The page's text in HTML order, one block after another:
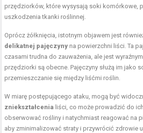
przędziorków, które wysysają soki komórkowe,
uszkodzenia tkanki roślinnej.
Oprócz żółknięcia, istotnym objawem jest
delikatnej pajęczyny na powierzchni liści. Ta
czasami trudna do zauważenia, ale jest
przędziorki są obecne. Pajęczyny służą im jako
przemieszczanie się między liśćmi roślin.
W miarę postępującego ataku, mogą być
zniekształcenia liści, co może prowadzić do
obserwować rośliny i natychmiast reagować na
aby zminimalizować straty i przywrócić zdrowie